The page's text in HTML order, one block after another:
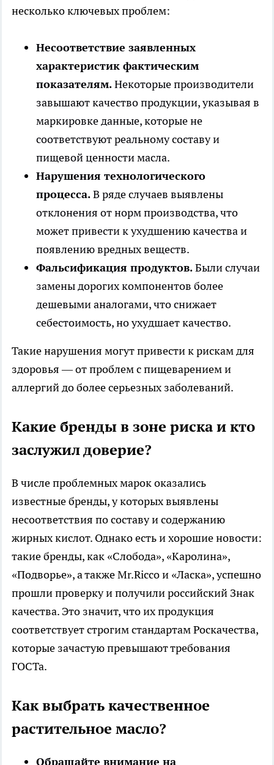
несколько ключевых проблем:
Несоответствие заявленных
характеристик фактическим
показателям.Некоторые производители
завышают качество продукции, указывая в
маркировке данные, которые не
соответствуют реальному составу и
пищевой ценности масла.
Нарушения технологического
процесса.В ряде случаев выявлены
отклонения от норм производства, что
может привести к ухудшению качества и
появлению вредных веществ.
Фальсификация продуктов.Были случаи
замены дорогих компонентов более
дешевыми аналогами, что снижает
себестоимость, но ухудшает качество.
Такие нарушения могут привести к рискам для
здоровья — от проблем с пищеварением и
аллергий до более серьезных заболеваний.
Какие бренды в зоне риска и кто
заслужил доверие?
В числе проблемных марок оказались
известные бренды, у которых выявлены
несоответствия по составу и содержанию
жирных кислот. Однако есть и хорошие новости:
такие бренды, как «Слобода», «Каролина»,
«Подворье», а также Mr.Ricco и «Ласка», успешно
прошли проверку и получили российский Знак
качества. Это значит, что их продукция
соответствует строгим стандартам Роскачества,
которые зачастую превышают требования
ГОСТа.
Как выбрать качественное
растительное масло?
Обращайте внимание на